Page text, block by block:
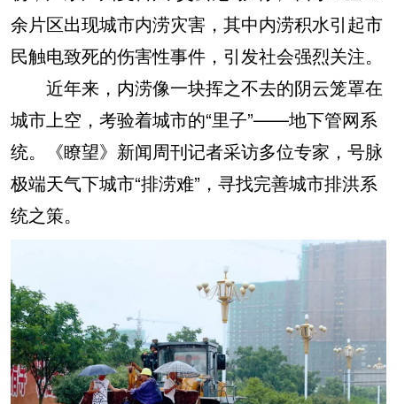
余片区出现城市内涝灾害，其中内涝积水引起市
民触电致死的伤害性事件，引发社会强烈关注。
近年来，内涝像一块挥之不去的阴云笼罩在
城市上空，考验着城市的“里子”——地下管网系
统。《瞭望》新闻周刊记者采访多位专家，号脉
极端天气下城市“排涝难”，寻找完善城市排洪系
统之策。